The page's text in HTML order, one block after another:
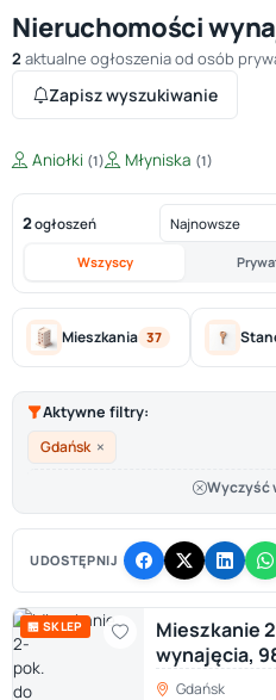
Nieruchomości
2 aktualne ogłoszenia od osób
Zapisz wyszukiwanie
Aniołki (1) Młyniska (1)
2ogłoszeń
Wszyscy
Mieszkania 37
Aktywne filtry:
Gdańsk ×
Wyczyść
UDOSTĘPNIJ
🏪 SKLEP
Mieszkanie
wynajęcia,
Gdańsk